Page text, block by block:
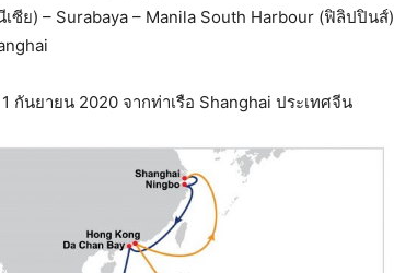
ซีย) – Surabaya – Manila South Harbour (ฟิลิปปินส์)
นยายน 2020 จากท่าเรือ Shanghai ประเทศจีน